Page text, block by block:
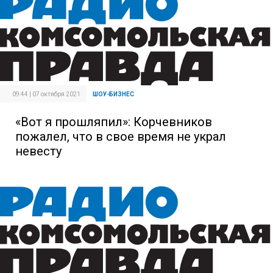
09:44 | 07 октября 2021 ШОУ-БИЗНЕС
«Вот я прошляпил»: Корчевников
пожалел, что в свое время не украл
невесту